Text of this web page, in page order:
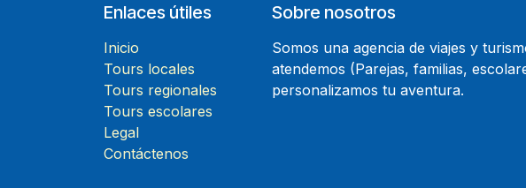
Enlaces útiles
Inicio
Tours locales
Tours regionales
Tours escolares
Legal
Contáctenos
Sobre nosotros
Somos una agencia de viajes y
atendemos (Parejas, familias,
personalizamos tu aventura.